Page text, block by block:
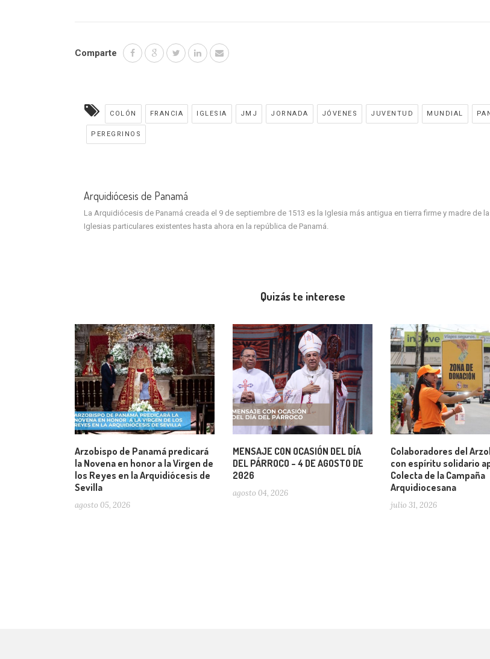
Comparte
COLÓN FRANCIA IGLESIA JMJ JORNADA JÓVENES JUVENTUD MUNDIAL
PEREGRINOS
Arquidiócesis de Panamá
La Arquidiócesis de Panamá creada el 9 de septiembre de 1513 es la Iglesia más antigua en tierra firme y madre de
Iglesias particulares existentes hasta ahora en la república de Panamá.
Quizás te interese
Arzobispo de Panamá predicará
la Novena en honor a la Virgen de
los Reyes en la Arquidiócesis de
Sevilla
agosto 05, 2026
MENSAJE CON OCASIÓN DEL DÍA
DEL PÁRROCO – 4 DE AGOSTO DE
2026
agosto 04, 2026
Colaboradores del
con espíritu solidario
Colecta de la Campaña
Arquidiocesana
julio 31, 2026